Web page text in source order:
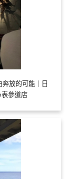
放的可能｜日
參道店